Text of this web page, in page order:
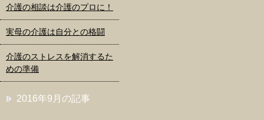
介護の相談は介護のプロに！
実母の介護は自分との格闘
介護のストレスを解消するた
めの準備
2016年9月の記事